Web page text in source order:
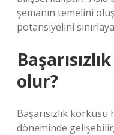
şemanın temelini
potansiyelini
olur?
Başarısızlık
döneminde